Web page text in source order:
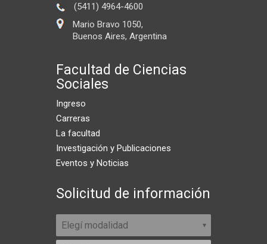
(5411) 4964-4600
Mario Bravo 1050,
Buenos Aires, Argentina
Facultad de Ciencias
Sociales
Ingreso
Carreras
La facultad
Investigación y Publicaciones
Eventos y Noticias
Solicitud de información